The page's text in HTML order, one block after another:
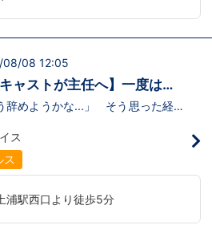
ことが、この仕事の大きなやりがい
ってくれました。動画では、入社の
ポイント、将来の展望までリアルに
youtu.be/UY9DxQ22NBA
08/08 12:05
キャストが主任へ】一度は退
考えた3年目スタッフの転機
辞めようかな...」 そう思った経験
回の動画では、土浦店所属・森田
インタビュー。元キャストの彼女
社してから挫折を経験しながら
へと成長した背景 には、意外に
グループを選んだ理由、印象に残
るエピソード、そして意外な趣味ま
田主任の飾らない人柄が垣間見える
ス
ス
浦駅西口より徒歩5分